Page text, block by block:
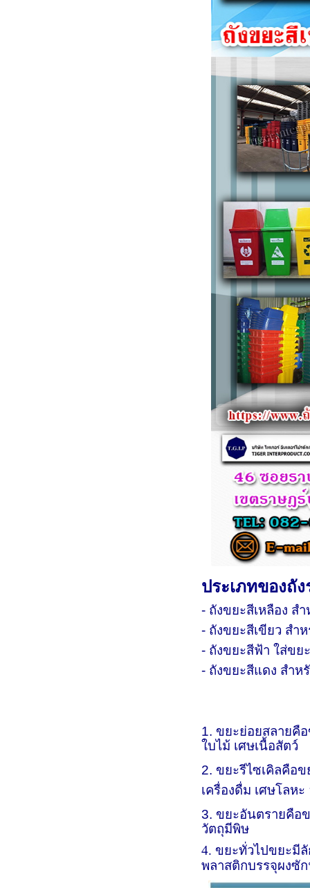
ประเภทของถั
- ถังขยะสีเหลือง ส
- ถังขยะสีเขียว สำ
- ถังขยะสีฟ้า ใส่ขย
- ถังขยะสีแดง สำ
1. ขยะย่อยสลายคือ
ใบไม้ เศษเนื้อสัตว์
2. ขยะรีไซเคิลคือข
เครื่องดื่ม เศษโลห
3. ขยะอันตรายคือ
วัตถุมีพิษ
4. ขยะทั่วไปขยะมี
พลาสติกบรรจุผงซั